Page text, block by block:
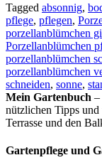
Tagged absonnig,
pflege, pflegen,
porzellanblümchen
Porzellanblümchen
porzellanblümchen
porzellanblümchen
schneiden, sonne,
Mein Gartenbuch –
nützlichen Tipps und
Terrasse und den
Gartenpflege und